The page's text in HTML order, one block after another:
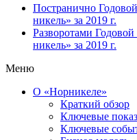
Постранично
никель» за 2019 г.
Разворотами
никель» за 2019 г.
Меню
О «Норникеле»
Краткий обзор
Ключевые
Ключевые